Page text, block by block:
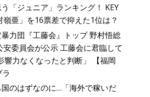
「ジュニア」ランキング！ KEY
亜」を16票差で抑えた1位は？
力団『工藤会』トップ 野村悟総
安委員会が公示 工藤会に君臨して
響力なくなったと判断」 【福岡
のはずなのに…「海外で稼いだ